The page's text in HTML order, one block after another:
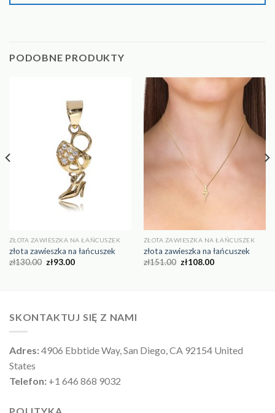
PODOBNE PRODUKTY
ZŁOTA ZAWIESZKA NA ŁAŃCUSZEK
złota zawieszka na łańcuszek
zł130.00 zł93.00
ZŁOTA ZAWIESZKA NA ŁAŃCUSZEK
złota zawieszka na łańcuszek
zł151.00 zł108.00
SKONTAKTUJ SIĘ Z NAMI
Adres:4906 Ebbtide Way, San Diego, CA 92154 United
States
Telefon: +1 646 868 9032